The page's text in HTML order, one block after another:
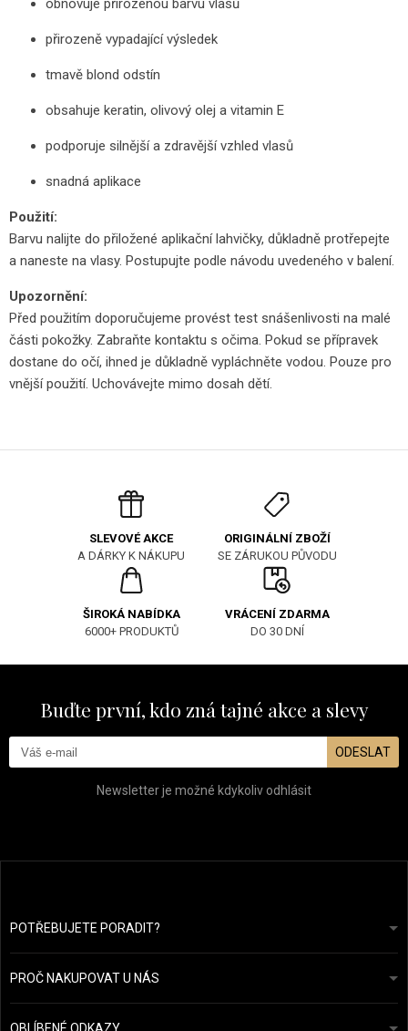
obnovuje přirozenou barvu vlasů
přirozeně vypadající výsledek
tmavě blond odstín
obsahuje keratin, olivový olej a vitamin E
podporuje silnější a zdravější vzhled vlasů
snadná aplikace
Použití:
Barvu nalijte do přiložené aplikační lahvičky, důkladně protřepejte
a naneste na vlasy. Postupujte podle návodu uvedeného v balení.
Upozornění:
Před použitím doporučujeme provést test snášenlivosti na malé
části pokožky. Zabraňte kontaktu s očima. Pokud se přípravek
dostane do očí, ihned je důkladně vypláchněte vodou. Pouze pro
vnější použití. Uchovávejte mimo dosah dětí.
SLEVOVÉ AKCE
A DÁRKY K NÁKUPU
ORIGINÁLNÍ ZBOŽÍ
SE ZÁRUKOU PŮVODU
ŠIROKÁ NABÍDKA
6000+ PRODUKTŮ
VRÁCENÍ ZDARMA
DO 30 DNÍ
Buďte první, kdo zná tajné akce a slevy
ODESLAT
Newsletter je možné kdykoliv odhlásit
POTŘEBUJETE PORADIT?info@prozdravevlasy.cz
Odpovíme do 24 hodin.
PROČ NAKUPOVAT U NÁS
Obchodní podmínky
Ochrana osobních údajů
Přehled plateb a dopravy
Náš příběh